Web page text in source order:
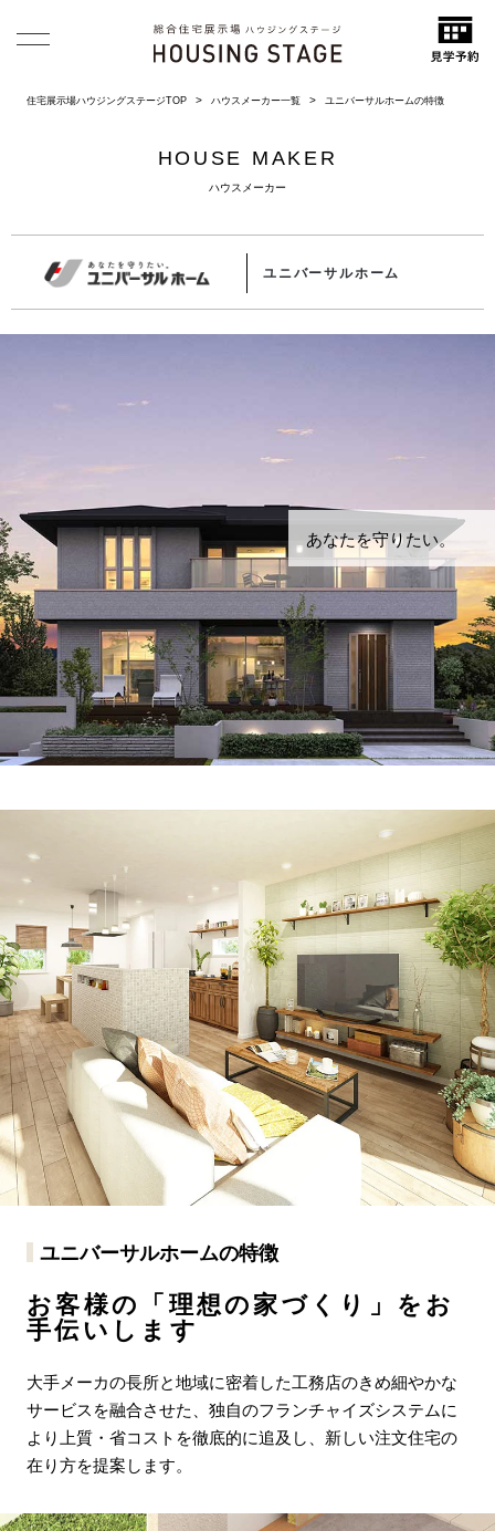
住宅展示場ハウジングステージTOP ハウスメーカー一覧 ユニバーサルホームの特徴
HOUSE MAKER
ハウスメーカー
ユニバーサルホーム
あなたを守りたい。
ユニバーサルホームの特徴
お客様の「理想の家づくり」をお
手伝いします
大手メーカの長所と地域に密着した工務店のきめ細やかな
サービスを融合させた、独自のフランチャイズシステムに
より上質・省コストを徹底的に追及し、新しい注文住宅の
在り方を提案します。